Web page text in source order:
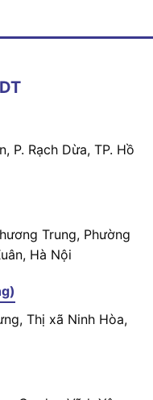
P. Rạch Dừa, TP. Hồ
Trung, Phường
Hà Nội
Thị xã Ninh Hòa,